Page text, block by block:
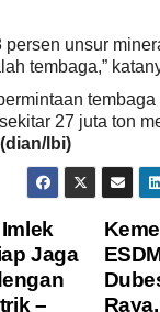
persen unsur
tembaga,”
27 juta ton
(dian/lbi)
Jaga
–